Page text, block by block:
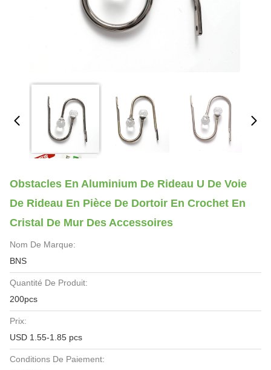
Obstacles En Aluminium De Rideau U De Voie
De Rideau En Pièce De Dortoir En Crochet En
Cristal De Mur Des Accessoires
Nom De Marque:
BNS
Quantité De Produit:
200pcs
Prix:
USD 1.55-1.85 pcs
Conditions De Paiement: